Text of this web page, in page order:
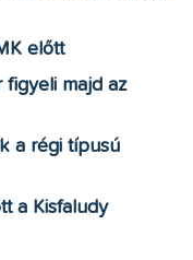
előtt
majd az
a régi típusú
a Kisfaludy